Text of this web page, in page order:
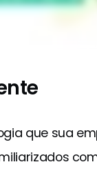
que sua